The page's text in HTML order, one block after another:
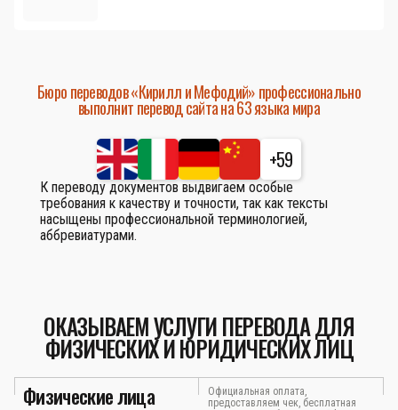
Бюро переводов «Кирилл и Мефодий» профессионально
выполнит перевод сайта на 63 языка мира
+59
К переводу документов выдвигаем особые
требования к качеству и точности, так как тексты
насыщены профессиональной терминологией,
аббревиатурами.
ОКАЗЫВАЕМ УСЛУГИ ПЕРЕВОДА ДЛЯ
ФИЗИЧЕСКИХ И ЮРИДИЧЕСКИХ ЛИЦ
Физические лица
Официальная оплата,
предоставляем чек, бесплатная